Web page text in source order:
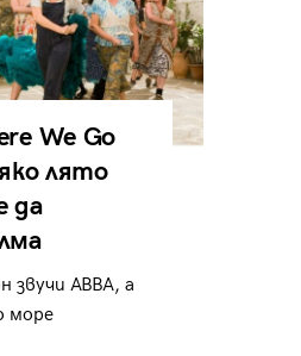
We Go
лято
да
звучи ABBA, а
море